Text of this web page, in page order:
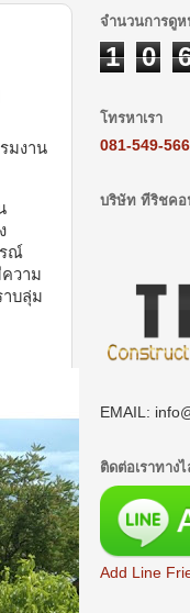
มงาน
รณ์
วาม
บลุ่ม
จำนวนการดูห
1 0
โทรหาเรา
081-549-
บริษัท ทีริชคอ
EMAIL:
ติดต่อเราทาง
Add Line